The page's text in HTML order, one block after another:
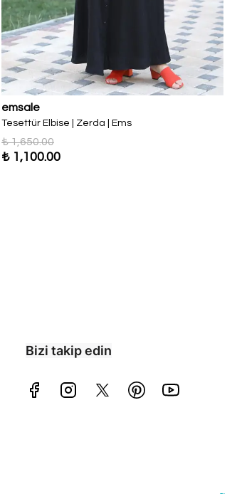
emsale
Tesettür Elbise | Zerda | Ems
₺ 1,650.00
₺ 1,100.00
Bizi takip edin